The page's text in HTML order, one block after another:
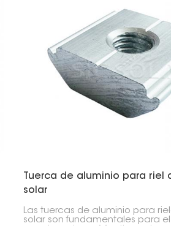
Tuerca de aluminio para riel
solar
Las tuercas de aluminio para
solar son fundamentales para